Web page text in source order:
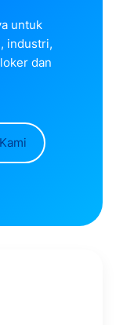
untuk
industri,
dan